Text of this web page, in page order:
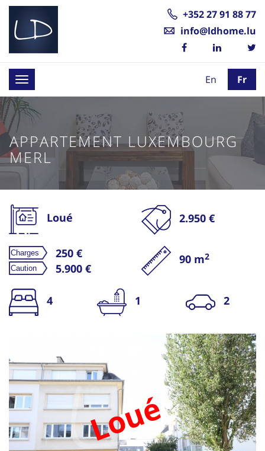
+352 27 91 88 77
info@ldhome.lu
Toggle
navigation
En Fr
APPARTEMENT LUXEMBOURG
MERL
Loué 2.950 €
250 €
5.900 €
90 m2
4 1 2
Loué